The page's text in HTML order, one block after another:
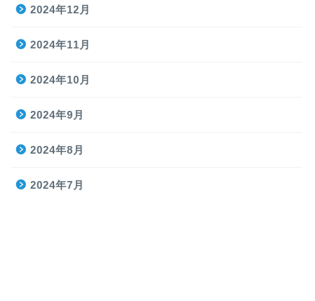
2024年12月
2024年11月
2024年10月
2024年9月
2024年8月
2024年7月